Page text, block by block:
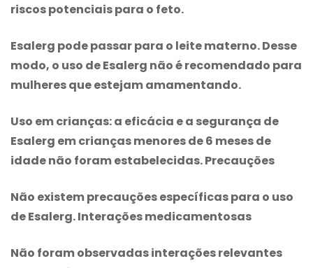
riscos potenciais para o feto.
Esalerg pode passar para o leite materno. Desse
modo, o uso de Esalerg não é recomendado para
mulheres que estejam amamentando.
Uso em crianças: a eficácia e a segurança de
Esalerg em crianças menores de 6 meses de
idade não foram estabelecidas. Precauções
Não existem precauções específicas para o uso
de Esalerg. Interações medicamentosas
Não foram observadas interações relevantes